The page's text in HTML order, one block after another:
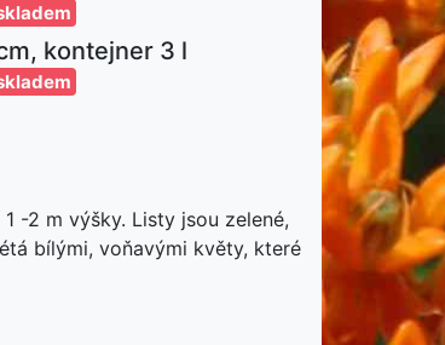
kontejner 3 l
-2 m výšky. Listy jsou zelené,
bílými, voňavými květy, které